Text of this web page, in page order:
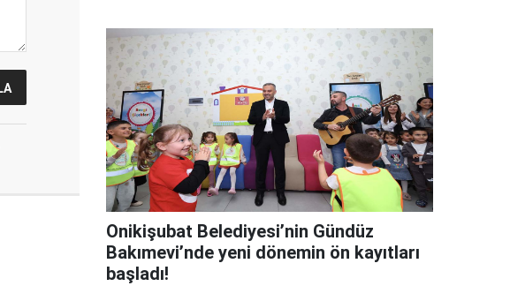
Onikişubat Belediyesi’nin Gündüz
Bakımevi’nde yeni dönemin ön kayıtları
başladı!